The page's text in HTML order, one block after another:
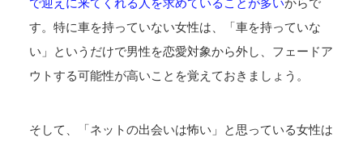
す。特に車を持っていない女性は、「車を持っていな
い」というだけで男性を恋愛対象から外し、フェードア
ウトする可能性が高いことを覚えておきましょう。
そして、「ネットの出会いは怖い」と思っている女性は